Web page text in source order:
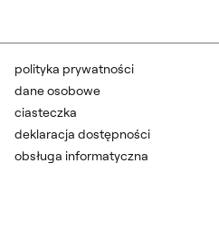
polityka prywatności
dane osobowe
ciasteczka
deklaracja dostępności
obsługa informatyczna